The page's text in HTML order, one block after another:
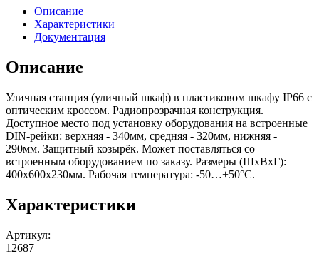
Описание
Характеристики
Документация
Описание
Уличная станция (уличный шкаф) в пластиковом шкафу IP66 с
оптическим кроссом. Радиопрозрачная конструкция.
Доступное место под установку оборудования на встроенные
DIN-рейки: верхняя - 340мм, средняя - 320мм, нижняя -
290мм. Защитный козырёк. Может поставляться со
встроенным оборудованием по заказу. Размеры (ШхВхГ):
400x600x230мм. Рабочая температура: -50…+50°С.
Характеристики
Артикул:
12687